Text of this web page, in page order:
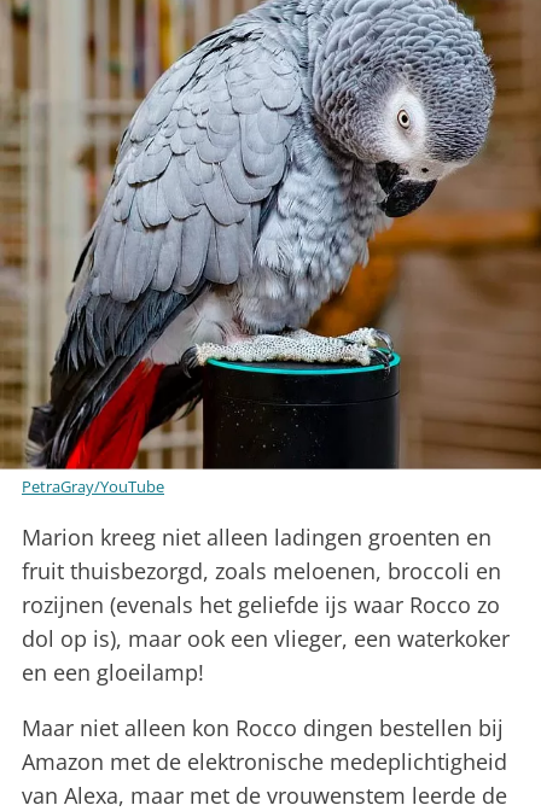
PetraGray/YouTube
Marion kreeg niet alleen ladingen groenten en
fruit thuisbezorgd, zoals meloenen, broccoli en
rozijnen (evenals het geliefde ijs waar Rocco zo
dol op is), maar ook een vlieger, een waterkoker
en een gloeilamp!
Maar niet alleen kon Rocco dingen bestellen bij
Amazon met de elektronische medeplichtigheid
van Alexa, maar met de vrouwenstem leerde de